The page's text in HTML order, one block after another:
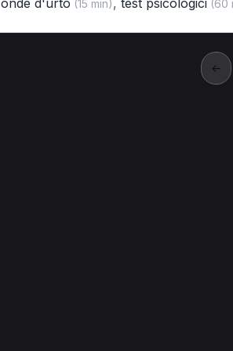
onde d'urto (15 min), test psicologici(60
←